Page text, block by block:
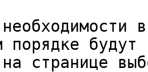
порядке будут
странице